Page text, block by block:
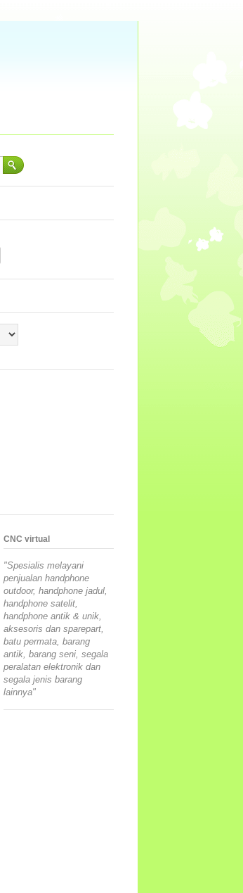
CNC virtual
"Spesialis melayani
penjualan handphone
outdoor, handphone jadul,
handphone satelit,
handphone antik & unik,
aksesoris dan sparepart,
batu permata, barang
antik, barang seni, segala
peralatan elektronik dan
segala jenis barang
lainnya"